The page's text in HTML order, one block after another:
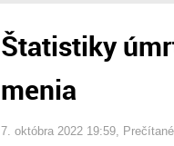
Štatistiky
menia
7. októbra 2022 19:59 ,